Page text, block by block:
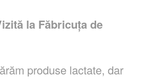
la Făbricuța de
produse lactate, dar